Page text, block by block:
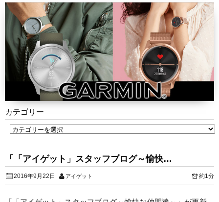
カテゴリー
「「アイゲット」スタッフブログ～愉快…
2016年9月22日 アイゲット 約1分